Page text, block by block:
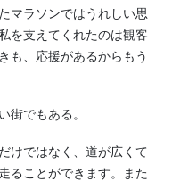
マラソンではうれしい思
を支えてくれたのは観客
も、応援があるからもう
街でもある。
けではなく、道が広くて
ることができます。また